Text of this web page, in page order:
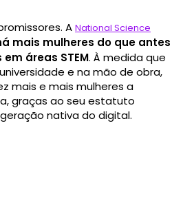
A National Science
mais mulheres do que antes
áreas STEM. À medida que
e na mão de obra,
mais e mais mulheres a
graças ao seu estatuto
nativa do digital.